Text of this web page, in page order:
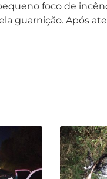
foco de
guarnição. Após